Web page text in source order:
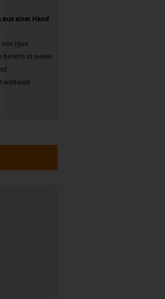
aus einer Hand
von igus
bereits in vielen
weltweit